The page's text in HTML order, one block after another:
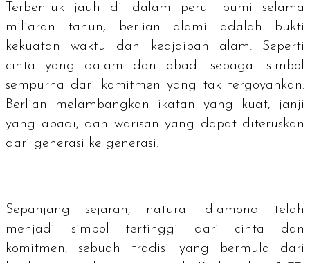
Terbentuk jauh di dalam perut bumi selama
miliaran tahun, berlian alami adalah bukti
kekuatan waktu dan keajaiban alam. Seperti
cinta yang dalam dan abadi sebagai simbol
sempurna dari komitmen yang tak tergoyahkan.
Berlian melambangkan ikatan yang kuat, janji
yang abadi, dan warisan yang dapat diteruskan
dari generasi ke generasi.
Sepanjang sejarah, natural diamond telah
menjadi simbol tertinggi dari cinta dan
komitmen, sebuah tradisi yang bermula dari